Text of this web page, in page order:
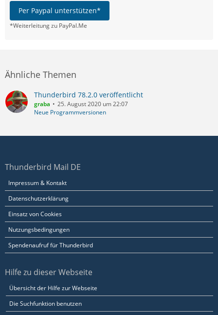
Per Paypal unterstützen*
*Weiterleitung zu PayPal.Me
Ähnliche Themen
Thunderbird 78.2.0 veröffentlicht
graba
25. August 2020 um 22:07
Neue Programmversionen
Thunderbird Mail DE
Impressum & Kontakt
Datenschutzerklärung
Einsatz von Cookies
Nutzungsbedingungen
Spendenaufruf für Thunderbird
Hilfe zu dieser Webseite
Übersicht der Hilfe zur Webseite
Die Suchfunktion benutzen